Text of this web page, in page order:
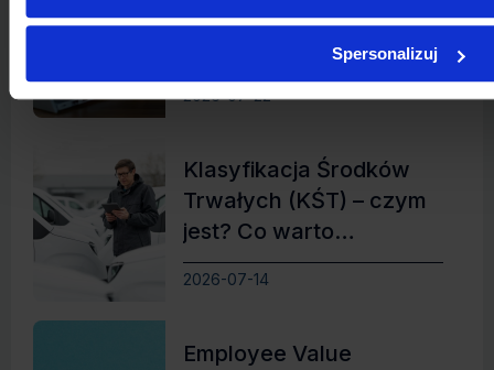
Spersonalizuj
Exchange System (VIES)
– czym jest i jak
korzystać z tego
systemu?
2026-07-22
Klasyfikacja Środków
Trwałych (KŚT) – czym
jest? Co warto
wiedzieć?
2026-07-14
Employee Value